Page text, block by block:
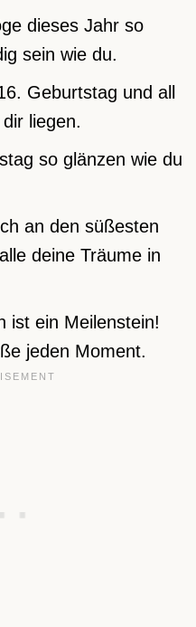
dieses Jahr so
sein wie du.
Geburtstag und all
liegen.
so glänzen wie du
an den süßesten
deine Träume in
ist ein Meilenstein!
jeden Moment.